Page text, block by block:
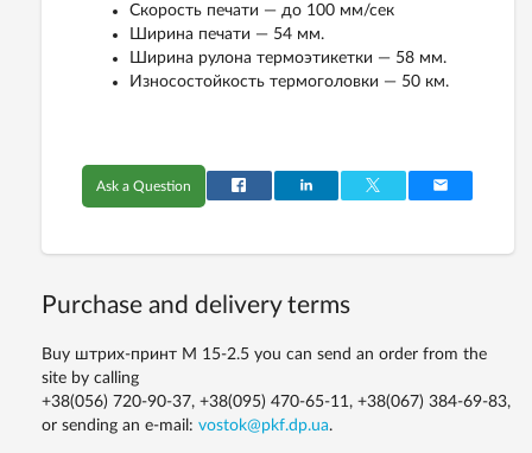
Скорость печати — до 100 мм/сек
Ширина печати — 54 мм.
Ширина рулона термоэтикетки — 58 мм.
Износостойкость термоголовки — 50 км.
Ask a Question
Purchase and delivery terms
Buy штрих-принт M 15-2.5 you can send an order from the
site by calling
+38(056) 720-90-37, +38(095) 470-65-11, +38(067) 384-69-83,
or sending an e-mail: vostok@pkf.dp.ua.